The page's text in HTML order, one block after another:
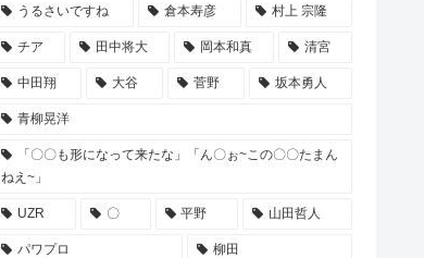
うるさいですね 倉本寿彦 村上 宗隆
チア 田中将大 岡本和真 清宮
中田翔 大谷 菅野 坂本勇人
青柳晃洋
「〇〇も形になって来たな」「ん〇ぉ~この〇〇たまん
ねえ~」
UZR 〇 平野 山田哲人
パワプロ 柳田